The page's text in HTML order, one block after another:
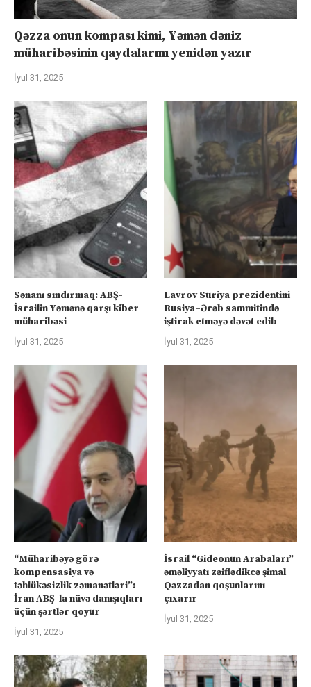
Qəzza onun kompası kimi, Yəmən dəniz
müharibəsinin qaydalarını yenidən yazır
İyul 31, 2025
Sənanı sındırmaq: ABŞ-
İsrailin Yəmənə qarşı kiber
müharibəsi
İyul 31, 2025
Lavrov Suriya prezidentini
Rusiya–Ərəb sammitində
iştirak etməyə dəvət edib
İyul 31, 2025
“Müharibəyə görə
kompensasiya və
təhlükəsizlik zəmanətləri”:
İran ABŞ-la nüvə danışıqları
üçün şərtlər qoyur
İyul 31, 2025
İsrail “Gideonun Arabaları”
əməliyyatı zəiflədikcə şimal
Qəzzadan qoşunlarını
çıxarır
İyul 31, 2025